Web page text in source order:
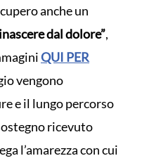
anche un
dal dolore”,
QUI PER
vengono
e il lungo percorso
ricevuto
l’amarezza con cui